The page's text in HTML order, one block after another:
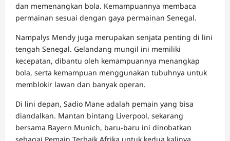
dan memenangkan bola. Kemampuannya membaca
permainan sesuai dengan gaya permainan Senegal.
Nampalys Mendy juga merupakan senjata penting di lini
tengah Senegal. Gelandang mungil ini memiliki
kecepatan, dibantu oleh kemampuannya menangkap
bola, serta kemampuan menggunakan tubuhnya untuk
memblokir lawan dan banyak operan.
Di lini depan, Sadio Mane adalah pemain yang bisa
diandalkan. Mantan bintang Liverpool, sekarang
bersama Bayern Munich, baru-baru ini dinobatkan